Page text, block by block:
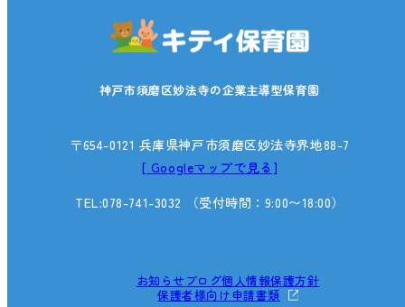
神戸市須磨区妙法寺の企業主導型保育園
〒654-0121 兵庫県神戸市須磨区妙法寺界地88-7
[ Googleマップで見る]
TEL:078-741-3032
（受付時間：9:00〜18:00）
お知らせ ブログ個人情報保護方針
保護者様向け申請書類